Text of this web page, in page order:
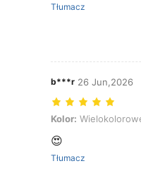
Tłumacz
b***r 26 Jun,2026
Kolor: Wielokolorowe,
Kolor:
😍
Tłumacz